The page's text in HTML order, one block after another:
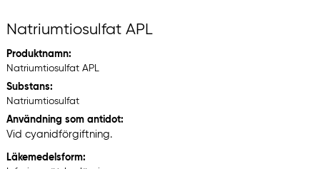
Natriumtiosulfat APL
Produktnamn:
Natriumtiosulfat APL
Substans:
Natriumtiosulfat
Användning som antidot:
Vid cyanidförgiftning.
Läkemedelsform: